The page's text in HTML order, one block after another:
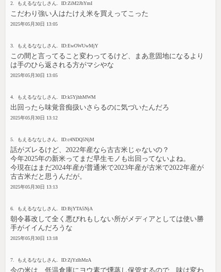
2. もえるななしさん. ID:ZiM2JhYmI
こだわり強い人はたけえ米を買えってこった
2025年05月30日 13:05
3. もえるななしさん. ID:EwOWUwMjY
この間と言ってること変わってるけど、まあ意固地になるより
は手のひら返される方がマシやな
2025年05月30日 13:05
4. もえるななしさん. ID:k5YjhhMWM
出回ったら味覚音痴扱いさらるのに気づいたんだろ
2025年05月30日 13:12
5. もえるななしさん. ID:c4NDQ5NjM
話がズレるけど、2022年産なら古古米じゃないの？
今年2025年の新米ってまだ早生モノも出回ってないよね。
今現在はまだ2024年産が普通米で2023年産が古米で2022年産が
古古米だと思うんだが。
2025年05月30日 13:13
6. もえるななしさん. ID:BjYTA5NjA
朝令暮改して全く悪びれもしない所がメディアとしては使い勝
手がイイんだろうな
2025年05月30日 13:18
7. もえるななしさん. ID:ZjYzlhMzA
今の米は、低温倉庫にヨウ素で燻蒸し保管するので、味は変わ